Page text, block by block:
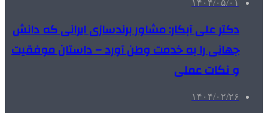
۱۴۰۴/۰۵/۰۱
دکتر علی آبکار: مشاور برندسازی ایرانی که دانش
جهانی را به خدمت وطن آورد – داستان موفقیت
و نکات عملی
۱۴۰۴/۰۲/۲۶